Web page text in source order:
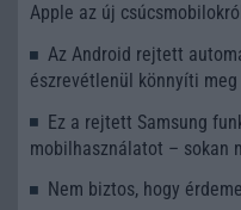
Apple az új
Az Android rejtett
észrevétlenül könnyíti
Ez a rejtett Samsung
mobilhasználatot – sokan
Nem biztos, hogy